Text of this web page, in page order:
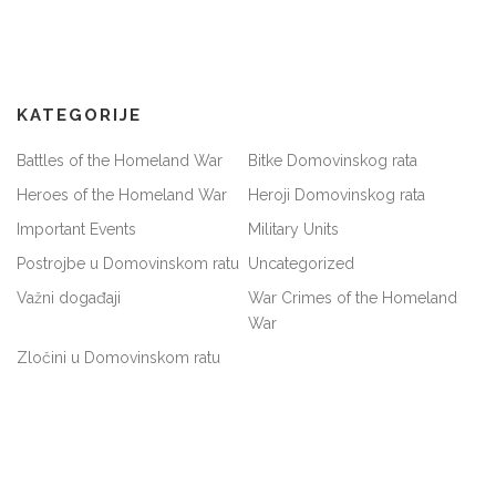
KATEGORIJE
Battles of the Homeland War
Bitke Domovinskog rata
Heroes of the Homeland War
Heroji Domovinskog rata
Important Events
Military Units
Postrojbe u Domovinskom ratu Uncategorized
Važni događaji
War Crimes of the Homeland
War
Zločini u Domovinskom ratu